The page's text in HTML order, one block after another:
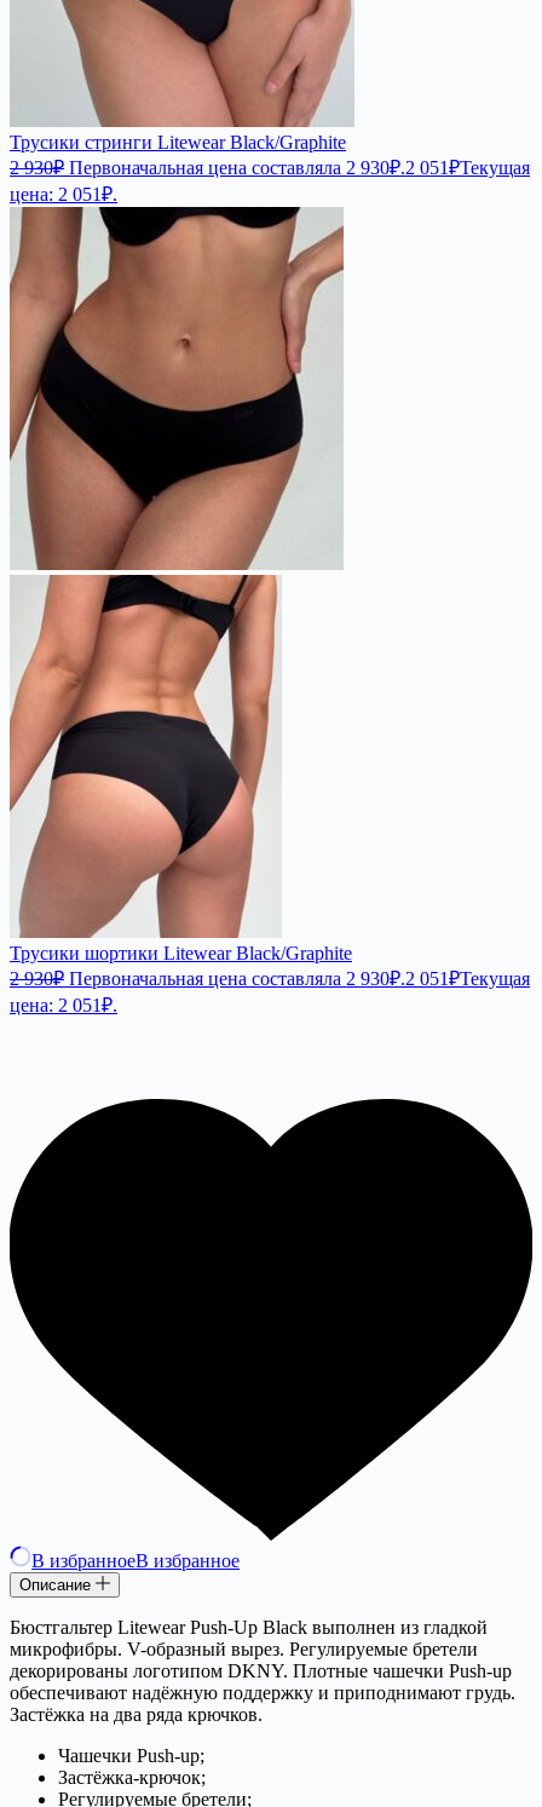
Трусики стринги Litewear Black/Graphite
2 930₽ Первоначальная цена составляла 2 930₽.2 051₽Текущая
цена: 2 051₽.
Трусики шортики Litewear Black/Graphite
2 930₽ Первоначальная цена составляла 2 930₽.2 051₽Текущая
цена: 2 051₽.
В избранноеВ избранное
Описание
Бюстгальтер Litewear Push-Up Black выполнен из гладкой
микрофибры. V-образный вырез. Регулируемые бретели
декорированы логотипом DKNY. Плотные чашечки Push-up
обеспечивают надёжную поддержку и приподнимают грудь.
Застёжка на два ряда крючков.
Чашечки Push-up;
Застёжка-крючок;
Регулируемые бретели;